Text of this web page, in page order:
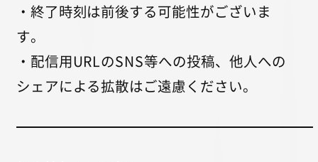
・終了時刻は前後する可能性がございま
す。
・配信用URLのSNS等への投稿、他人への
シェアによる拡散はご遠慮ください。